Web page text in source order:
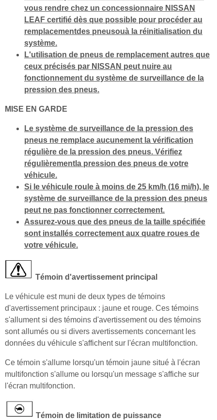
vous rendre chez un concessionnaire NISSAN
LEAF certifié dès que possible pour procéder au
remplacementdes pneusouà la réinitialisation du
système.
L'utilisation de pneus de remplacement autres que
ceux précisés par NISSAN peut nuire au
fonctionnement du système de surveillance de la
pression des pneus.
MISE EN GARDE
Le système de surveillance de la pression des
pneus ne remplace aucunement la vérification
régulière de la pression des pneus. Vérifiez
régulièrementla pression des pneus de votre
véhicule.
Si le véhicule roule à moins de 25 km/h (16 mi/h), le
système de surveillance de la pression des pneus
peut ne pas fonctionner correctement.
Assurez-vous que des pneus de la taille spécifiée
sont installés correctement aux quatre roues de
votre véhicule.
Témoin d'avertissement principal
Le véhicule est muni de deux types de témoins
d'avertissement principaux : jaune et rouge. Ces témoins
s'allument si des témoins d'avertissement ou des témoins
sont allumés ou si divers avertissements concernant les
données du véhicule s'affichent sur l'écran multifonction.
Ce témoin s'allume lorsqu'un témoin jaune situé à l'écran
multifonction s'allume ou lorsqu'un message s'affiche sur
l'écran multifonction.
Témoin de limitation de puissance